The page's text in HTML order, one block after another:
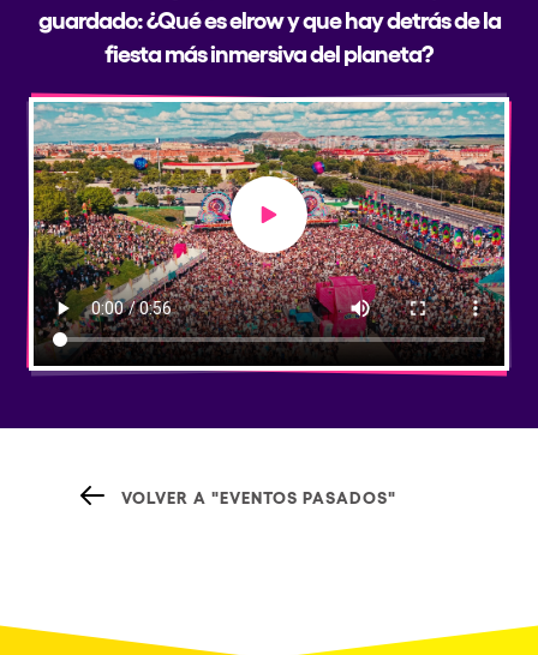
guardado: ¿Qué es elrow y que hay detrás de la
fiesta más inmersiva del planeta?
Play video
VOLVER A "EVENTOS PASADOS"